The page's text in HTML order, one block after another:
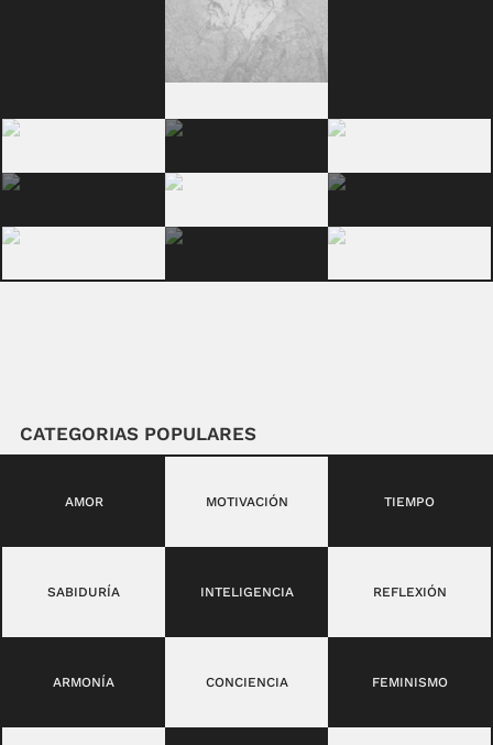
CATEGORIAS POPULARES
AMOR MOTIVACIÓN TIEMPO
SABIDURÍA INTELIGENCIA REFLEXIÓN
ARMONÍA CONCIENCIA FEMINISMO